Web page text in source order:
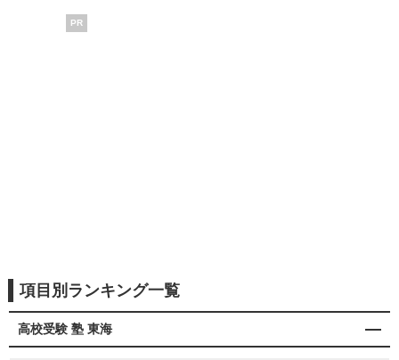
PR
項目別ランキング一覧
高校受験 塾 東海